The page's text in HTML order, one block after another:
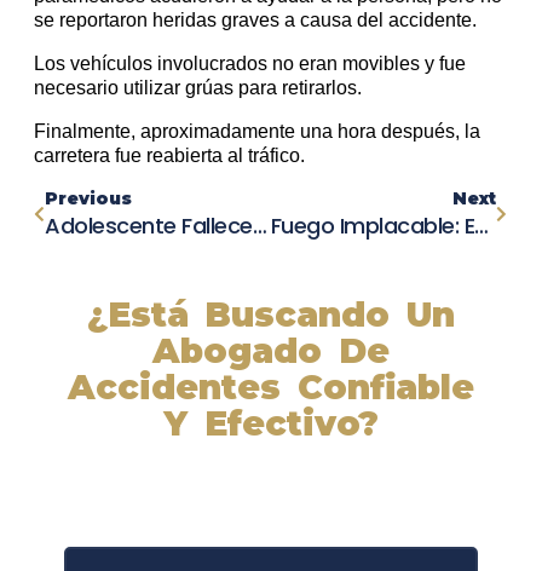
se reportaron heridas graves a causa del accidente.
Los vehículos involucrados no eran movibles y fue
necesario utilizar grúas para retirarlos.
Finalmente, aproximadamente una hora después, la
carretera fue reabierta al tráfico.
Previous
Adolescente Fallece Días Después De Ser Atropellado Por Un Automóvil En Hinsdale
Next
Fuego Implacable: Equipo De Grand Junction Se Despliega En California Para Combatir Incendios Mortales
¿Está Buscando Un
Abogado De
Accidentes Confiable
Y Efectivo?